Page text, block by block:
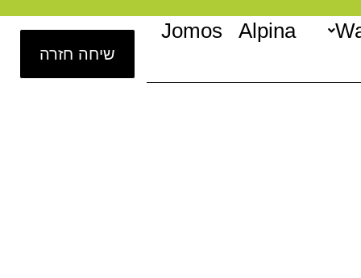
Alpina
Jomos
שיחה חזרה